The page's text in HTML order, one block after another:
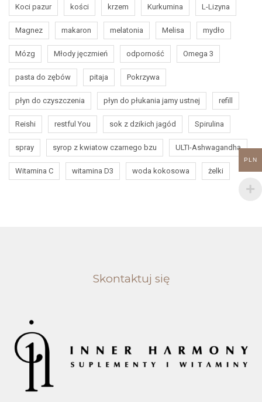
Koci pazur kości krzem Kurkumina L-Lizyna
Magnez makaron melatonia Melisa mydło
Mózg Młody jęczmień odporność Omega 3
pasta do zębów pitaja Pokrzywa
płyn do czyszczenia płyn do płukania jamy ustnej refill
Reishi restful You sok z dzikich jagód Spirulina
spray syrop z kwiatow czarnego bzu ULTI-Ashwagandha
Witamina C witamina D3 woda kokosowa żelki
Skontaktuj się
PLN